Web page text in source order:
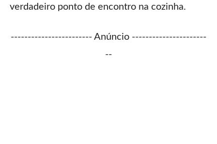
verdadeiro ponto de encontro na cozinha.
------------------------ Anúncio ----------------------
--